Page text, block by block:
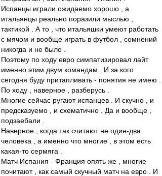
Испанцы играли ожидаемо хорошо , а
итальянцы реально поразили мыслью ,
тактикой . А то , что итальяшки умеют работать
с мячом и вообще играть в футбол , сомнений
никогда и не было .
Поэтому по ходу евро симпатизировал лайт
именно этим двум командам . И за кого
сегодня буду притапливать - понятия не имею .
По ходу , наверное , разберусь .
Многие сейчас ругают испанцев . И скучно , и
предсказуемо , и схематично . Да и вообще ,
подзаебали .
Наверное , когда так считают не один-два
человека , а именно что многие , в этом есть
какая-то сермяга .
Матч Испания - Франция опять же , многие
почитают , как самый скучный матч на евро . И